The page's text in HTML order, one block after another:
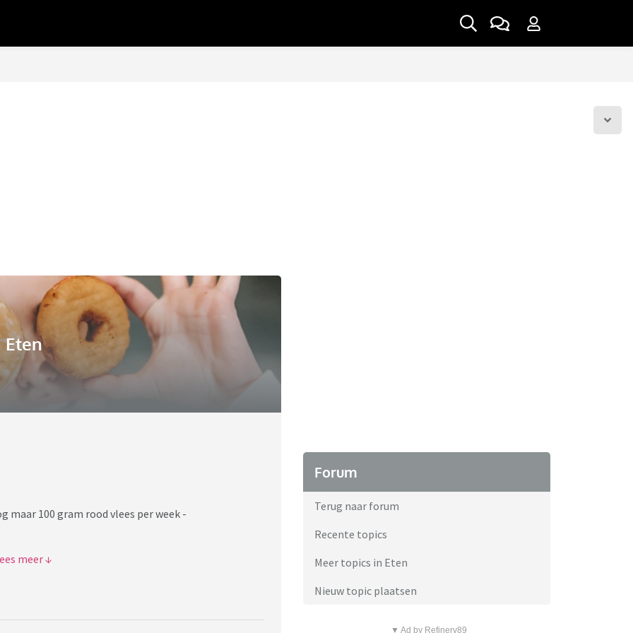
Eten
maar 100 gram rood vlees per week -
meer informatie per categorie en de mogelijkheid te
de oude, of al bij de nieuwe schijf van vijf?
Forum
Terug naar forum
Recente topics
Meer topics in Eten
Nieuw topic plaatsen
▼ Ad by Refinery89